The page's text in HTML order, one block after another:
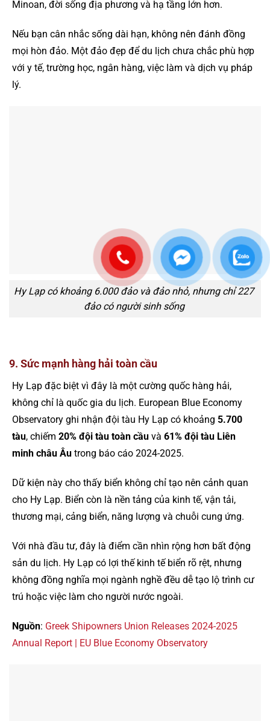
Minoan, đời sống địa phương và hạ tầng lớn hơn.
Nếu bạn cân nhắc sống dài hạn, không nên đánh đồng
mọi hòn đảo. Một đảo đẹp để du lịch chưa chắc phù hợp
với y tế, trường học, ngân hàng, việc làm và dịch vụ pháp
lý.
Hy Lạp có khoảng 6.000 đảo và đảo nhỏ, nhưng chỉ 227
đảo có người sinh sống
9. Sức mạnh hàng hải toàn cầu
Hy Lạp đặc biệt vì đây là một cường quốc hàng hải,
không chỉ là quốc gia du lịch. European Blue Economy
Observatory ghi nhận đội tàu Hy Lạp có khoảng 5.700
tàu, chiếm 20% đội tàu toàn cầu và 61% đội tàu Liên
minh châu Âu trong báo cáo 2024-2025.
Dữ kiện này cho thấy biển không chỉ tạo nên cảnh quan
cho Hy Lạp. Biển còn là nền tảng của kinh tế, vận tải,
thương mại, cảng biển, năng lượng và chuỗi cung ứng.
Với nhà đầu tư, đây là điểm cần nhìn rộng hơn bất động
sản du lịch. Hy Lạp có lợi thế kinh tế biển rõ rệt, nhưng
không đồng nghĩa mọi ngành nghề đều dễ tạo lộ trình cư
trú hoặc việc làm cho người nước ngoài.
Nguồn: Greek Shipowners Union Releases 2024-2025
Annual Report | EU Blue Economy Observatory